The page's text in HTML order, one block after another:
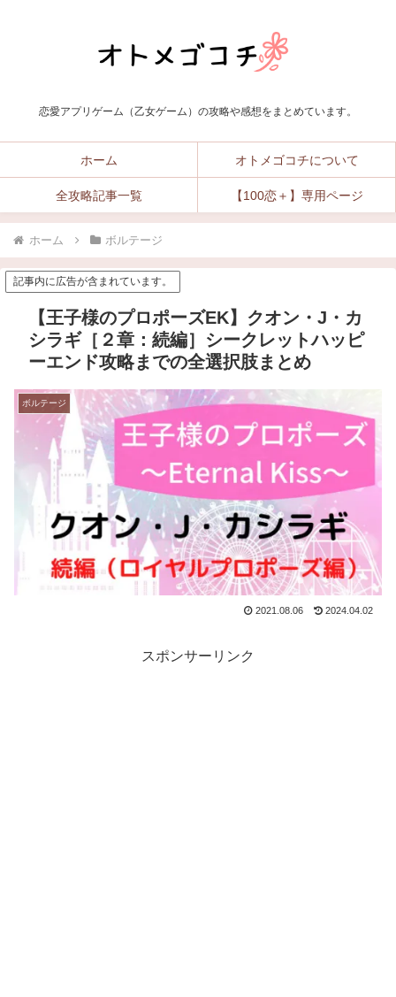
恋愛アプリゲーム（乙女ゲーム）の攻略や感想をまとめています。
ホーム オトメゴコチについて
全攻略記事一覧 【100恋＋】専用ページ
ホーム ボルテージ
記事内に広告が含まれています。
【王子様のプロポーズEK】クオン・J・カ
シラギ［２章：続編］シークレットハッピ
ーエンド攻略までの全選択肢まとめ
ボルテージ
2021.08.06 2024.04.02
スポンサーリンク